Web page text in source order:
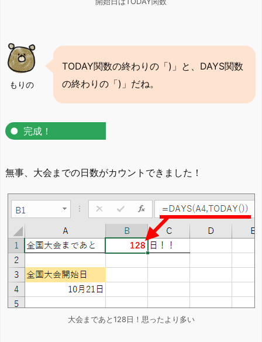
もりの
TODAY関数の終わりの「)」と、DAYS関数
の終わりの「)」だね。
完成！
無事、大会までの日数がカウントできました！
大会まであと128日！思ったより多い